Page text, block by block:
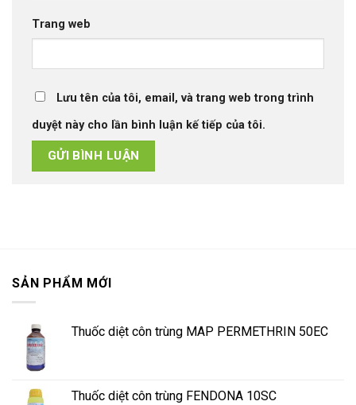
Trang web
Lưu tên của tôi, email, và trang web trong trình
duyệt này cho lần bình luận kế tiếp của tôi.
SẢN PHẨM MỚI
Thuốc diệt côn trùng MAP PERMETHRIN 50EC
Thuốc diệt côn trùng FENDONA 10SC